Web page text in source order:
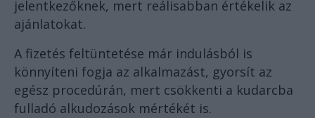
jelentkezőknek, mert reálisabban értékelik az
ajánlatokat.
A fizetés feltüntetése már indulásból is
könnyíteni fogja az alkalmazást, gyorsít az
egész procedúrán, mert csökkenti a kudarcba
fulladó alkudozások mértékét is.